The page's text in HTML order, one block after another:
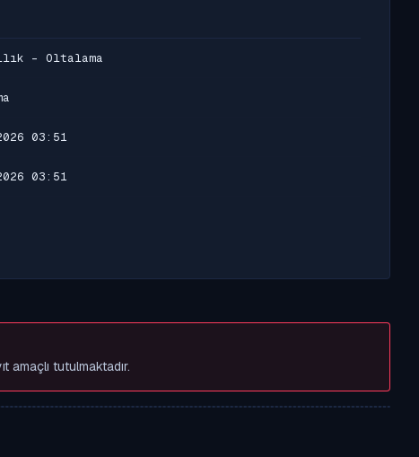
- Oltalama
03:51
03:51
tutulmaktadır.